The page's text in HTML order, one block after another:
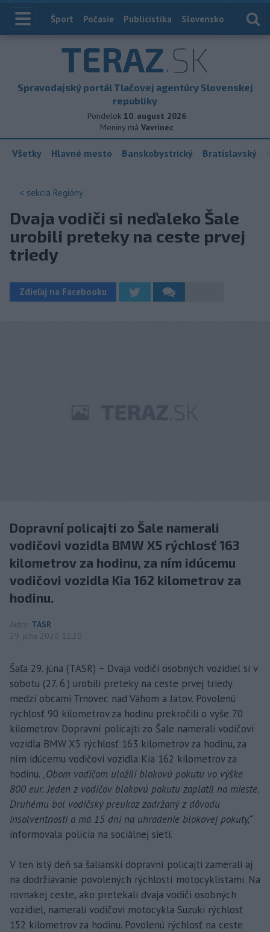
Index
Šport Počasie Publicistika Slovensko
TERAZ.SK
Spravodajský portál Tlačovej agentúry Slovenskej
republiky
Pondelok 10. august 2026
Meniny má Vavrinec
Všetky Hlavné mesto Banskobystrický Bratislavský
< sekcia Regióny
Dvaja vodiči si neďaleko Šale
urobili preteky na ceste prvej
triedy
Zdieľaj na Facebooku
Dopravní policajti zo Šale namerali
vodičovi vozidla BMW X5 rýchlosť 163
kilometrov za hodinu, za ním idúcemu
vodičovi vozidla Kia 162 kilometrov za
hodinu.
Autor TASR
29. júna 2020 11:20
Šaľa 29. júna (TASR) – Dvaja vodiči osobných vozidiel si v
sobotu (27. 6.) urobili preteky na ceste prvej triedy
medzi obcami Trnovec nad Váhom a Jatov. Povolenú
rýchlosť 90 kilometrov za hodinu prekročili o vyše 70
kilometrov. Dopravní policajti zo Šale namerali vodičovi
vozidla BMW X5 rýchlosť 163 kilometrov za hodinu, za
ním idúcemu vodičovi vozidla Kia 162 kilometrov za
hodinu. „Obom vodičom uložili blokovú pokutu vo výške
800 eur. Jeden z vodičov blokovú pokutu zaplatil na mieste.
Druhému bol vodičský preukaz zadržaný z dôvodu
insolventnosti a má 15 dní na uhradenie blokovej pokuty,“
informovala polícia na sociálnej sieti.
V ten istý deň sa šalianski dopravní policajti zamerali aj
na dodržiavanie povolených rýchlostí motocyklistami. Na
rovnakej ceste, ako pretekali dvaja vodiči osobných
vozidiel, namerali vodičovi motocykla Suzuki rýchlosť
152 kilometrov za hodinu. Povolenú rýchlosť na ceste